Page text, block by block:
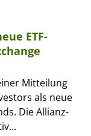
ETF-
Mitteilung
als neue
Die Allianz-